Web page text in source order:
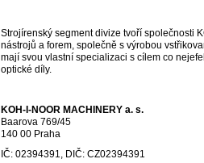
Strojírenský segment divize tvoří společnosti
nástrojů a forem, společně s výrobou
mají svou vlastní specializaci s cílem co
optické díly.
KOH-I-NOOR MACHINERY a. s.
Baarova 769/45
140 00 Praha
IČ: 02394391, DIČ: CZ02394391